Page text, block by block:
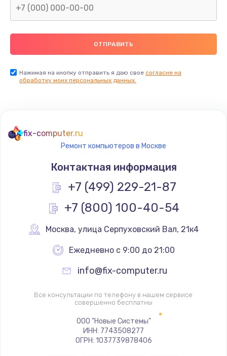
Заказать
Ремонт микрофона
450 руб.
Заказать
Ремонт GPS-модуля
Ремонт динамика
500 руб.
Заказать
Программный ремонт
450 руб.
Нажимая на кнопку отправить я даю свое согласие на
обработку моих персональных данных.
fix-computer.ru
Ремонт компьютеров в Москве
Контактная информация
+7 (499) 229-21-87
+7 (800) 100-40-54
Москва, улица Серпуховский Вал, 21к4
Ежедневно с 9:00 до 21:00
info@fix-computer.ru
Все консультации по телефону в нашем сервисе
совершенно бесплатны
ООО "Новые Системы"
ИНН: 7743508277
ОГРН: 1037739878406